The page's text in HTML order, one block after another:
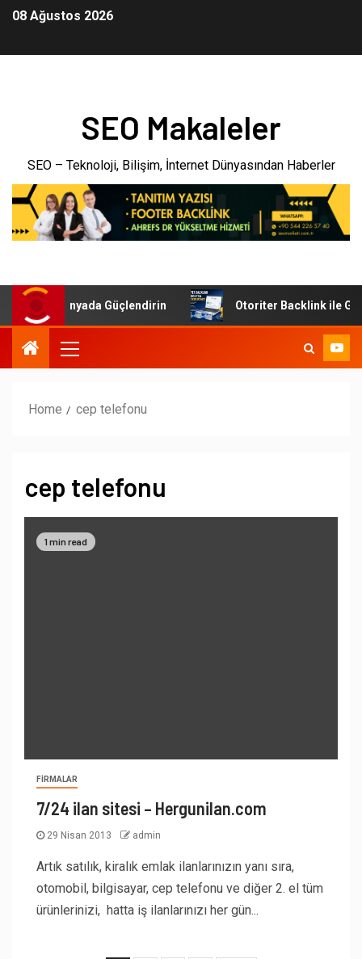
08 Ağustos 2026
SEO Makaleler
SEO – Teknoloji, Bilişim, İnternet Dünyasından Haberler
Dijital Dünyada Güçlendirin Otoriter Backlink ile
Home cep telefonu
cep telefonu
1 min read
FIRMALAR
7/24 ilan sitesi – Hergunilan.com
29 Nisan 2013 admin
Artık satılık, kiralık emlak ilanlarınızın yanı sıra,
otomobil, bilgisayar, cep telefonu ve diğer 2. el tüm
ürünlerinizi, hatta iş ilanlarınızı her gün...